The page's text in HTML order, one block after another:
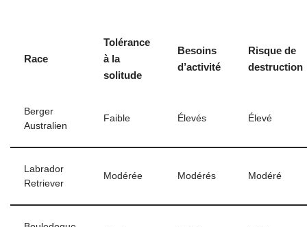
Race
Tolérance
à la
solitude
Besoins
d’activité
Risque de
destruction
Berger
Australien
Faible Élevés Élevé
Labrador
Retriever
Modérée Modérés Modéré